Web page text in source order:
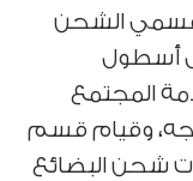
قسمي الشحن
أسطول
المجتمع
وقيام قسم
شحن البضائع